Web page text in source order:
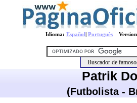
Idioma: Español| Português
Patrik
(Futbolista -